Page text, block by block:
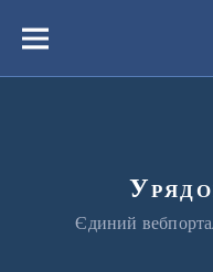
вмістуМеню
Єдиний